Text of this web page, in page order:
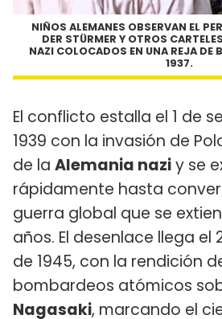
NIÑOS ALEMANES OBSERVAN EL
DER STÜRMER Y OTROS
NAZI COLOCADOS EN UNA REJA DE
1937.
El conflicto estalla el 1 de
1939 con la invasión de
de la Alemania naziy se
rápidamente hasta
guerra global que se
años. El desenlace llega el
de 1945, con la rendición
bombardeos atómicos
Nagasaki, marcando el